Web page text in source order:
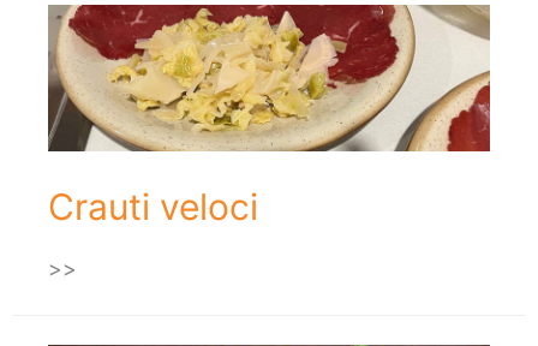
Crauti veloci
>>